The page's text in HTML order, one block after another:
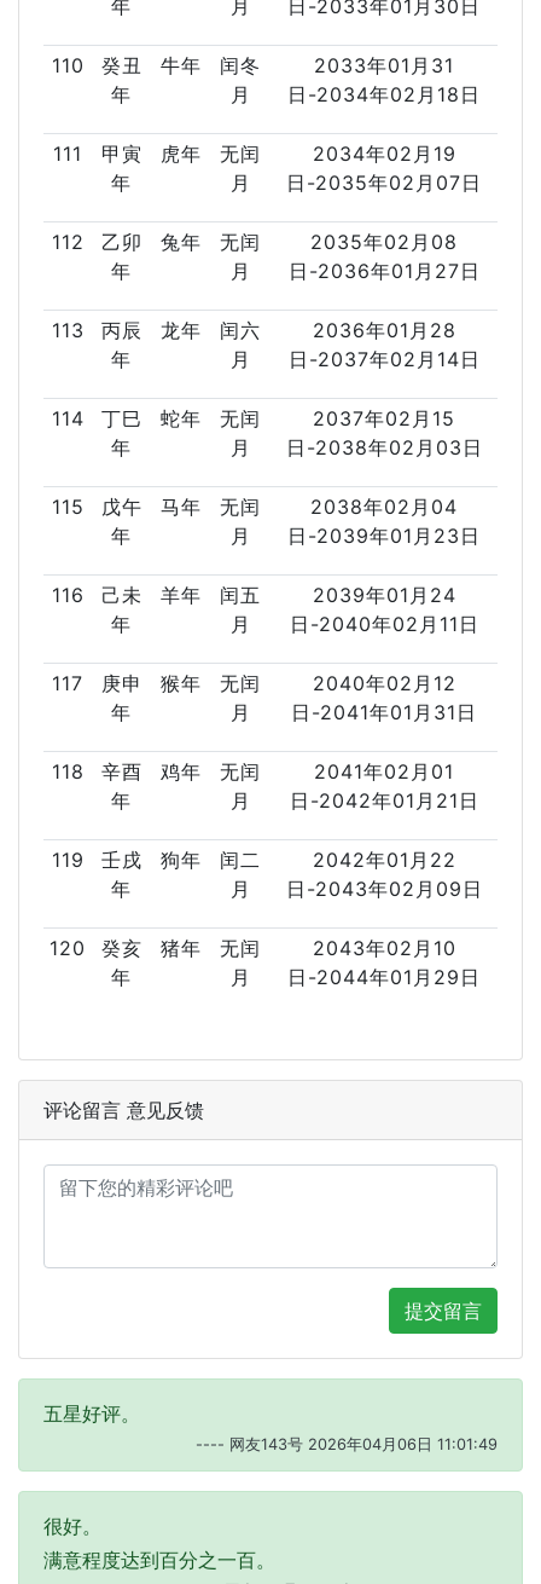
年
月
日-2033年01月30日
110
癸丑
年
牛年
闰冬
月
2033年01月31
日-2034年02月18日
111
甲寅
年
虎年
无闰
月
2034年02月19
日-2035年02月07日
112
乙卯
年
兔年
无闰
月
2035年02月08
日-2036年01月27日
113
丙辰
年
龙年
闰六
月
2036年01月28
日-2037年02月14日
114
丁巳
年
蛇年
无闰
月
2037年02月15
日-2038年02月03日
115
戊午
年
马年
无闰
月
2038年02月04
日-2039年01月23日
116
己未
年
羊年
闰五
月
2039年01月24
日-2040年02月11日
117
庚申
年
猴年
无闰
月
2040年02月12
日-2041年01月31日
118
辛酉
年
鸡年
无闰
月
2041年02月01
日-2042年01月21日
119
壬戌
年
狗年
闰二
月
2042年01月22
日-2043年02月09日
120
癸亥
年
猪年
无闰
月
2043年02月10
日-2044年01月29日
评论留言 意见反馈
提交留言
五星好评。
---- 网友143号 2026年04月06日 11:01:49
很好。
满意程度达到百分之一百。